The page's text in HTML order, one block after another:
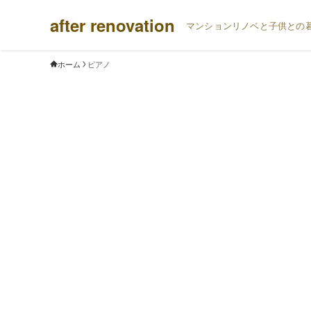
after renovation マンションリノベと子供との
ホーム ピアノ